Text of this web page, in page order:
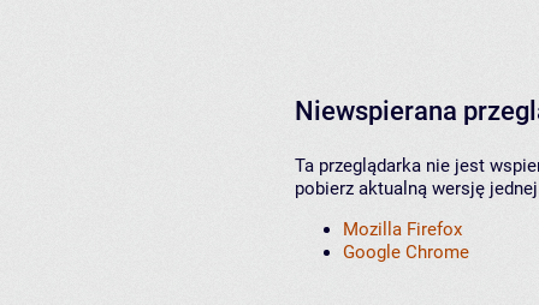
Niewspierana
Ta przeglądarka nie jest
pobierz aktualną wersję
Mozilla Firefox
Google Chrome